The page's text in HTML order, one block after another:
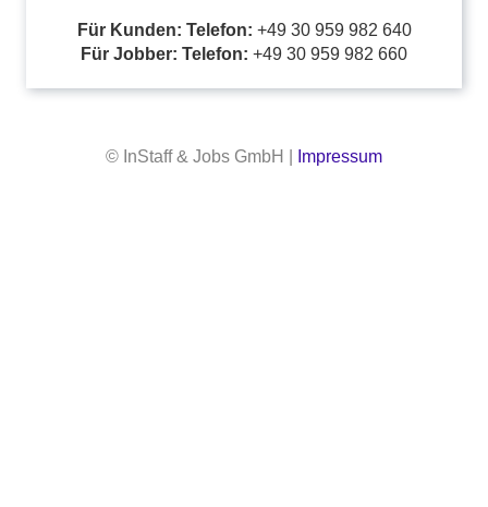
Für Kunden: Telefon: +49 30 959 982 640
Für Jobber: Telefon: +49 30 959 982 660
© InStaff & Jobs GmbH | Impressum